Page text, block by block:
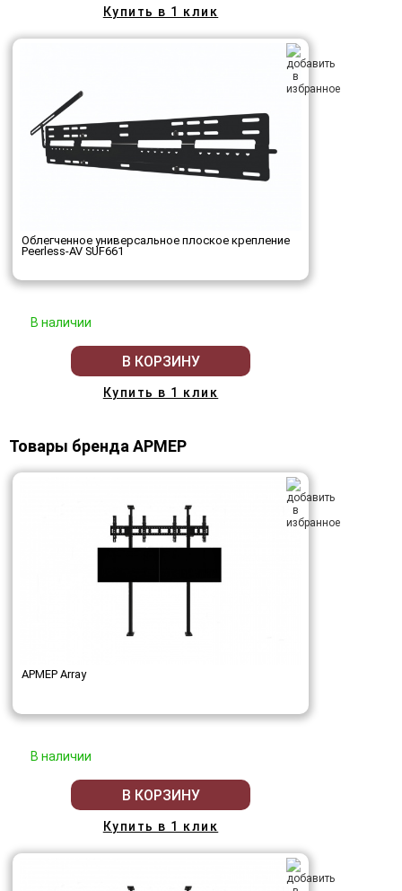
Купить в 1 клик
Облегченное универсальное плоское крепление
Peerless-AV SUF661
В наличии
В КОРЗИНУ
Купить в 1 клик
Товары бренда АРМЕР
АРМЕР Array
В наличии
В КОРЗИНУ
Купить в 1 клик